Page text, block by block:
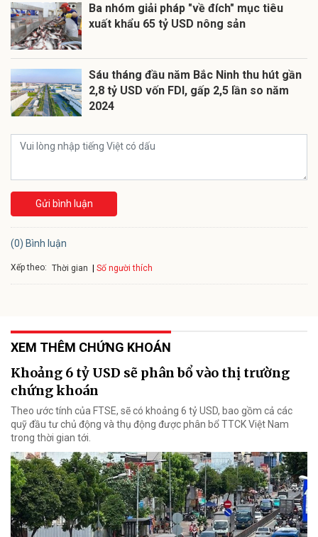
Ba nhóm giải pháp "về đích" mục tiêu
xuất khẩu 65 tỷ USD nông sản
Sáu tháng đầu năm Bắc Ninh thu hút gần
2,8 tỷ USD vốn FDI, gấp 2,5 lần so năm
2024
Gửi bình luận
(0) Bình luận
Xếp theo: Thời gian Số người thích
XEM THÊM CHỨNG KHOÁN
Khoảng 6 tỷ USD sẽ phân bổ vào thị trường
chứng khoán
Theo ước tính của FTSE, sẽ có khoảng 6 tỷ USD, bao gồm cả các
quỹ đầu tư chủ động và thụ động được phân bổ TTCK Việt Nam
trong thời gian tới.